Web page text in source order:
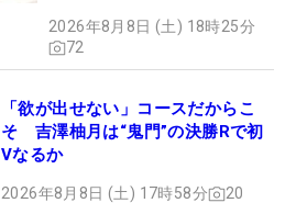
2026年8月8日 (土) 18時25分
72
「欲が出せない」コースだからこ
そ 吉澤柚月は“鬼門”の決勝Rで初
Vなるか
2026年8月8日 (土) 17時58分 20